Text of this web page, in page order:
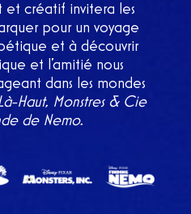
et créatif invitera les
pour un voyage
et à découvrir
et l’amitié nous
dans les mondes
Haut, Monstres & Cie
de Nemo.